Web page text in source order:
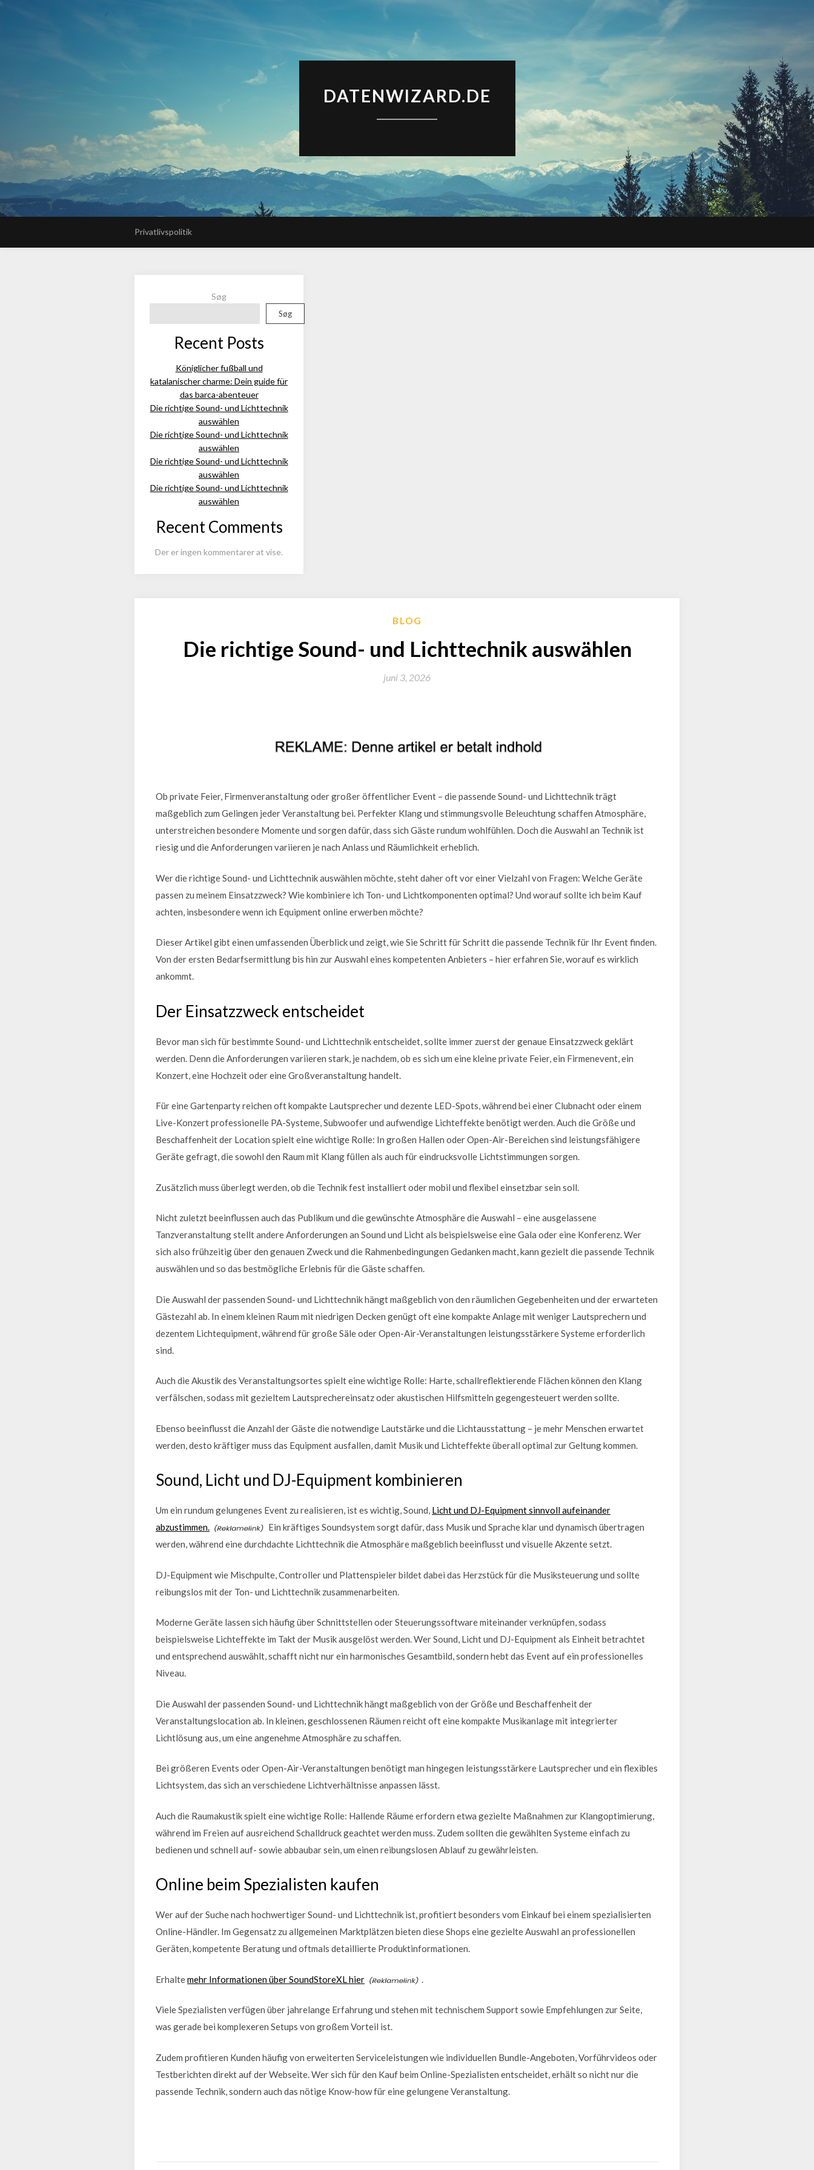
DATENWIZARD.DE
Privatlivspolitik
Søg
Søg
Recent Posts
Königlicher fußball und
katalanischer charme: Dein guide für
das barca-abenteuer
Die richtige Sound- und Lichttechnik
auswählen
Die richtige Sound- und Lichttechnik
auswählen
Die richtige Sound- und Lichttechnik
auswählen
Die richtige Sound- und Lichttechnik
auswählen
Recent Comments
Der er ingen kommentarer at vise.
BLOG
Die richtige Sound- und Lichttechnik auswählen
juni 3, 2026
Ob private Feier, Firmenveranstaltung oder großer öffentlicher Event – die passende Sound- und Lichttechnik trägt
maßgeblich zum Gelingen jeder Veranstaltung bei. Perfekter Klang und stimmungsvolle Beleuchtung schaffen Atmosphäre,
unterstreichen besondere Momente und sorgen dafür, dass sich Gäste rundum wohlfühlen. Doch die Auswahl an Technik ist
riesig und die Anforderungen variieren je nach Anlass und Räumlichkeit erheblich.
Wer die richtige Sound- und Lichttechnik auswählen möchte, steht daher oft vor einer Vielzahl von Fragen: Welche Geräte
passen zu meinem Einsatzzweck? Wie kombiniere ich Ton- und Lichtkomponenten optimal? Und worauf sollte ich beim Kauf
achten, insbesondere wenn ich Equipment online erwerben möchte?
Dieser Artikel gibt einen umfassenden Überblick und zeigt, wie Sie Schritt für Schritt die passende Technik für Ihr Event finden.
Von der ersten Bedarfsermittlung bis hin zur Auswahl eines kompetenten Anbieters – hier erfahren Sie, worauf es wirklich
ankommt.
Der Einsatzzweck entscheidet
Bevor man sich für bestimmte Sound- und Lichttechnik entscheidet, sollte immer zuerst der genaue Einsatzzweck geklärt
werden. Denn die Anforderungen variieren stark, je nachdem, ob es sich um eine kleine private Feier, ein Firmenevent, ein
Konzert, eine Hochzeit oder eine Großveranstaltung handelt.
Für eine Gartenparty reichen oft kompakte Lautsprecher und dezente LED-Spots, während bei einer Clubnacht oder einem
Live-Konzert professionelle PA-Systeme, Subwoofer und aufwendige Lichteffekte benötigt werden. Auch die Größe und
Beschaffenheit der Location spielt eine wichtige Rolle: In großen Hallen oder Open-Air-Bereichen sind leistungsfähigere
Geräte gefragt, die sowohl den Raum mit Klang füllen als auch für eindrucksvolle Lichtstimmungen sorgen.
Zusätzlich muss überlegt werden, ob die Technik fest installiert oder mobil und flexibel einsetzbar sein soll.
Nicht zuletzt beeinflussen auch das Publikum und die gewünschte Atmosphäre die Auswahl – eine ausgelassene
Tanzveranstaltung stellt andere Anforderungen an Sound und Licht als beispielsweise eine Gala oder eine Konferenz. Wer
sich also frühzeitig über den genauen Zweck und die Rahmenbedingungen Gedanken macht, kann gezielt die passende Technik
auswählen und so das bestmögliche Erlebnis für die Gäste schaffen.
Die Auswahl der passenden Sound- und Lichttechnik hängt maßgeblich von den räumlichen Gegebenheiten und der erwarteten
Gästezahl ab. In einem kleinen Raum mit niedrigen Decken genügt oft eine kompakte Anlage mit weniger Lautsprechern und
dezentem Lichtequipment, während für große Säle oder Open-Air-Veranstaltungen leistungsstärkere Systeme erforderlich
sind.
Auch die Akustik des Veranstaltungsortes spielt eine wichtige Rolle: Harte, schallreflektierende Flächen können den Klang
verfälschen, sodass mit gezieltem Lautsprechereinsatz oder akustischen Hilfsmitteln gegengesteuert werden sollte.
Ebenso beeinflusst die Anzahl der Gäste die notwendige Lautstärke und die Lichtausstattung – je mehr Menschen erwartet
werden, desto kräftiger muss das Equipment ausfallen, damit Musik und Lichteffekte überall optimal zur Geltung kommen.
Sound, Licht und DJ-Equipment kombinieren
Um ein rundum gelungenes Event zu realisieren, ist es wichtig, Sound, Licht und DJ-Equipment sinnvoll aufeinander
abzustimmen.
Ein kräftiges Soundsystem sorgt dafür, dass Musik und Sprache klar und dynamisch übertragen
werden, während eine durchdachte Lichttechnik die Atmosphäre maßgeblich beeinflusst und visuelle Akzente setzt.
DJ-Equipment wie Mischpulte, Controller und Plattenspieler bildet dabei das Herzstück für die Musiksteuerung und sollte
reibungslos mit der Ton- und Lichttechnik zusammenarbeiten.
Moderne Geräte lassen sich häufig über Schnittstellen oder Steuerungssoftware miteinander verknüpfen, sodass
beispielsweise Lichteffekte im Takt der Musik ausgelöst werden. Wer Sound, Licht und DJ-Equipment als Einheit betrachtet
und entsprechend auswählt, schafft nicht nur ein harmonisches Gesamtbild, sondern hebt das Event auf ein professionelles
Niveau.
Die Auswahl der passenden Sound- und Lichttechnik hängt maßgeblich von der Größe und Beschaffenheit der
Veranstaltungslocation ab. In kleinen, geschlossenen Räumen reicht oft eine kompakte Musikanlage mit integrierter
Lichtlösung aus, um eine angenehme Atmosphäre zu schaffen.
Bei größeren Events oder Open-Air-Veranstaltungen benötigt man hingegen leistungsstärkere Lautsprecher und ein flexibles
Lichtsystem, das sich an verschiedene Lichtverhältnisse anpassen lässt.
Auch die Raumakustik spielt eine wichtige Rolle: Hallende Räume erfordern etwa gezielte Maßnahmen zur Klangoptimierung,
während im Freien auf ausreichend Schalldruck geachtet werden muss. Zudem sollten die gewählten Systeme einfach zu
bedienen und schnell auf- sowie abbaubar sein, um einen reibungslosen Ablauf zu gewährleisten.
Online beim Spezialisten kaufen
Wer auf der Suche nach hochwertiger Sound- und Lichttechnik ist, profitiert besonders vom Einkauf bei einem spezialisierten
Online-Händler. Im Gegensatz zu allgemeinen Marktplätzen bieten diese Shops eine gezielte Auswahl an professionellen
Geräten, kompetente Beratung und oftmals detaillierte Produktinformationen.
Erhaltemehr Informationen über SoundStoreXL hier
Viele Spezialisten verfügen über jahrelange Erfahrung und stehen mit technischem Support sowie Empfehlungen zur Seite,
was gerade bei komplexeren Setups von großem Vorteil ist.
Zudem profitieren Kunden häufig von erweiterten Serviceleistungen wie individuellen Bundle-Angeboten, Vorführvideos oder
Testberichten direkt auf der Webseite. Wer sich für den Kauf beim Online-Spezialisten entscheidet, erhält so nicht nur die
passende Technik, sondern auch das nötige Know-how für eine gelungene Veranstaltung.